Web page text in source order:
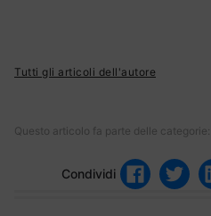
Tutti gli articoli dell'autore
Questo articolo fa parte delle categorie:
Condividi